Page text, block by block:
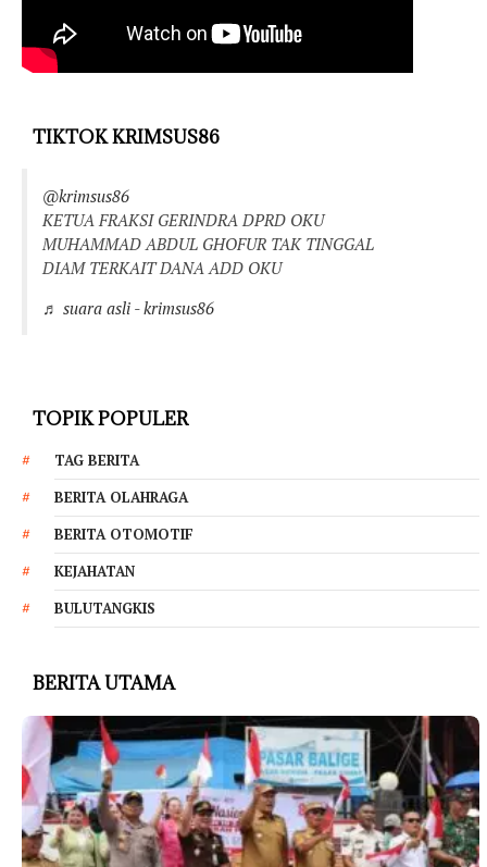
TIKTOK KRIMSUS86
@krimsus86
KETUA FRAKSI GERINDRA DPRD OKU
MUHAMMAD ABDUL GHOFUR TAK TINGGAL
DIAM TERKAIT DANA ADD OKU
♬ suara asli - krimsus86
TOPIK POPULER
TAG BERITA
BERITA OLAHRAGA
BERITA OTOMOTIF
KEJAHATAN
BULUTANGKIS
BERITA UTAMA